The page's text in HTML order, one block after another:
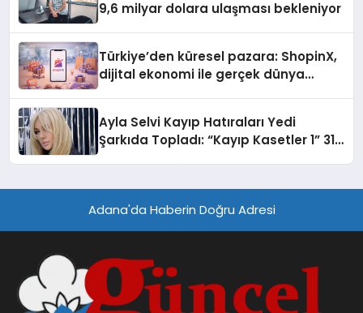
9,6 milyar dolara ulaşması bekleniyor
Türkiye’den küresel pazara: ShopinX,
dijital ekonomi ile gerçek dünya
Ayla Selvi Kayıp Hatıraları Yedi
Şarkıda Topladı: “Kayıp Kasetler 1” 31
Adana'da Haberin Doğru Adresi